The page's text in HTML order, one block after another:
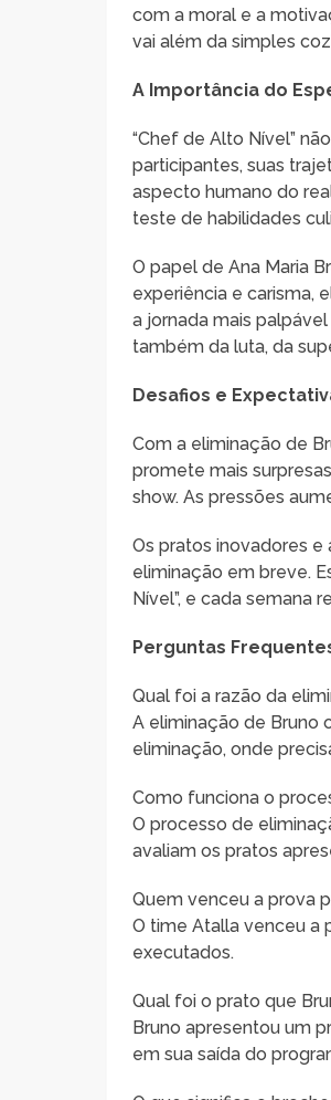
com a moral e a
vai além da simples
A Importância do
“Chef de Alto Nível”
participantes, suas
aspecto humano do
teste de habilidades
O papel de Ana Maria
experiência e carisma,
a jornada mais
também da luta, da
Desafios e
Com a eliminação de
promete mais
show. As pressões
Os pratos inovadores
eliminação em breve.
Nível”, e cada semana
Perguntas
Qual foi a razão da
A eliminação de Bruno
eliminação, onde
Como funciona o
O processo de
avaliam os pratos
Quem venceu a prova
O time Atalla venceu a
executados.
Qual foi o prato que
Bruno apresentou um
em sua saída do